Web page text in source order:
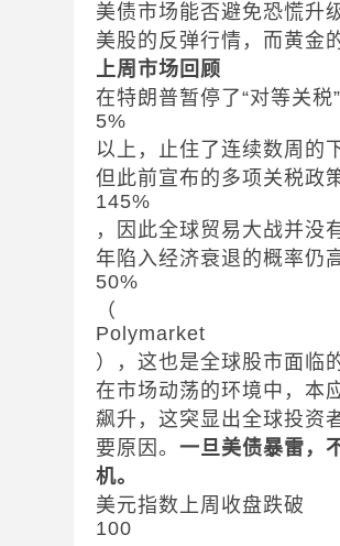
美债市场能否避免恐慌升
美股的反弹行情，而黄金
上周市场回顾
在特朗普暂停了“对等关
5%
以上，止住了连续数周的
但此前宣布的多项关税政
145%
，因此全球贸易大战并没
年陷入经济衰退的概率仍
50%
（
Polymarket
），这也是全球股市面临
在市场动荡的环境中，本
飙升，这突显出全球投资
要原因。一旦美债暴雷，
机。
美元指数上周收盘跌破
100